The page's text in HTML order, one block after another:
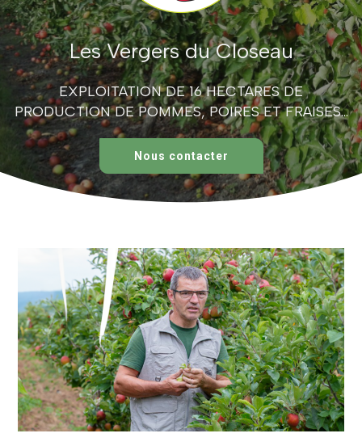
Les Vergers du Closeau
EXPLOITATION DE 16 HECTARES DE
PRODUCTION DE POMMES, POIRES ET FRAISES...
Nous contacter